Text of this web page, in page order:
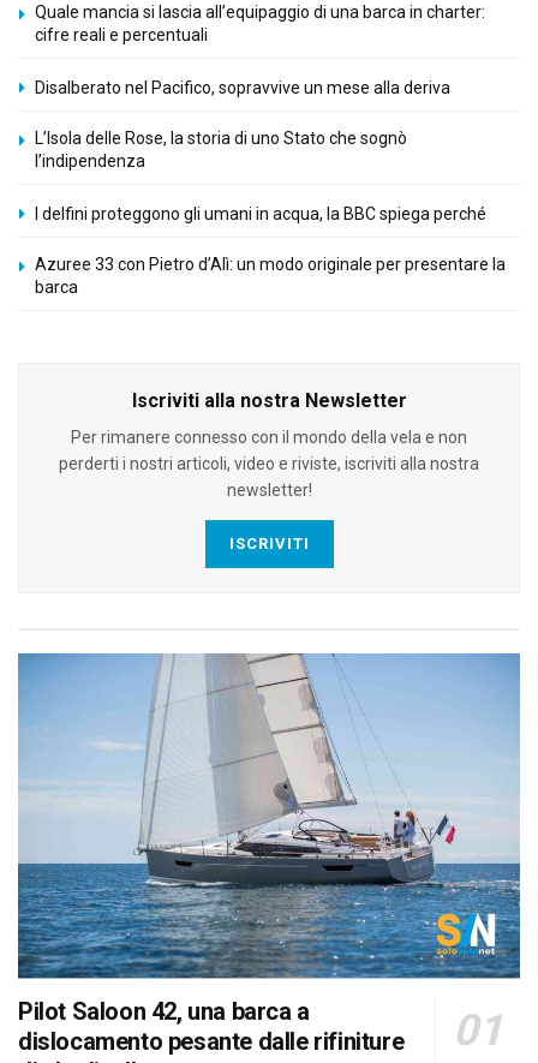
Quale mancia si lascia all’equipaggio di una barca in charter:
cifre reali e percentuali
Disalberato nel Pacifico, sopravvive un mese alla deriva
L’Isola delle Rose, la storia di uno Stato che sognò
l’indipendenza
I delfini proteggono gli umani in acqua, la BBC spiega perché
Azuree 33 con Pietro d’Alì: un modo originale per presentare la
barca
Iscriviti alla nostra Newsletter
Per rimanere connesso con il mondo della vela e non
perderti i nostri articoli, video e riviste, iscriviti alla nostra
newsletter!
ISCRIVITI
Pilot Saloon 42, una barca a
dislocamento pesante dalle rifiniture